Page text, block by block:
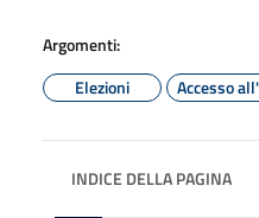
Argomenti:
Elezioni
Accesso
INDICE DELLA PAGINA